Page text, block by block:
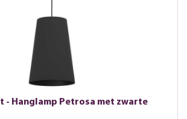
- Hanglamp Petrosa met zwarte